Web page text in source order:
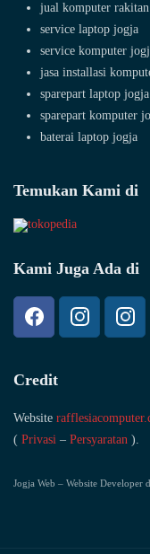
jual komputer
service laptop jogja
service komputer
jasa installasi
sparepart laptop jogja
sparepart komputer
baterai laptop jogja
Temukan Kami di
Kami Juga Ada di
Credit
Website
( Privasi – Persyaratan ).
Jogja Web – Website